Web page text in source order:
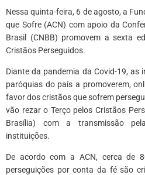
Nessa quinta-feira, 6 de agosto, a
que Sofre (ACN) com apoio da
Brasil (CNBB) promovem a sexta
Cristãos Perseguidos.
Diante da pandemia da Covid-19,
paróquias do país a promoverem,
favor dos cristãos que sofrem
vão rezar o Terço pelos Cristãos
Brasília) com a transmissão
instituições.
De acordo com a ACN, cerca de
perseguições por conta da fé são